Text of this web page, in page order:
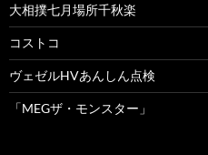
大相撲七月場所千秋楽
コストコ
ヴェゼルHVあんしん点検
「MEGザ・モンスター」